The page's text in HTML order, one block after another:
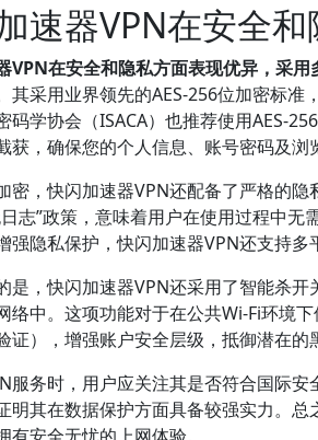
速器VPN在安全
VPN在安全和隐私方面表现优异，采用
其采用业界领先的AES-256位加密标
码学协会（ISACA）也推荐使用AES-
获，确保您的个人信息、账号密码及浏
密，快闪加速器VPN还配备了严格的
志”政策，意味着用户在使用过程中
强隐私保护，快闪加速器VPN还支持
是，快闪加速器VPN还采用了智能杀
络中。这项功能对于在公共Wi-Fi环境
证），增强账户安全层级，抵御潜在的
服务时，用户应关注其是否符合国际
明其在数据保护方面具备较强实力。